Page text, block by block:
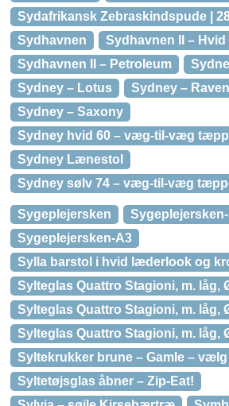
Sydafrikansk Zebraskindspude |
Sydhavnen
Sydhavnen II – Hvid
Sydhavnen II – Petroleum
Sydney – Lotus
Sydney – Raven
Sydney – Saxony
Sydney hvid 60 – væg-til-væg
Sydney Lænestol
Sydney sølv 74 – væg-til-væg
Sygeplejersken
Sygeplejersken-A3
Sylla barstol i hvid læderlook og
Sylteglas Quattro Stagioni, m. låg,
Sylteglas Quattro Stagioni, m. låg,
Sylteglas Quattro Stagioni, m. låg,
Syltekrukker brune – Gamle –
Syltetøjsglas åbner – Zip-Eat!